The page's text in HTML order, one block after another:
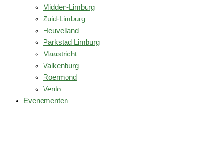
Midden-Limburg
Zuid-Limburg
Heuvelland
Parkstad Limburg
Maastricht
Valkenburg
Roermond
Venlo
Evenementen